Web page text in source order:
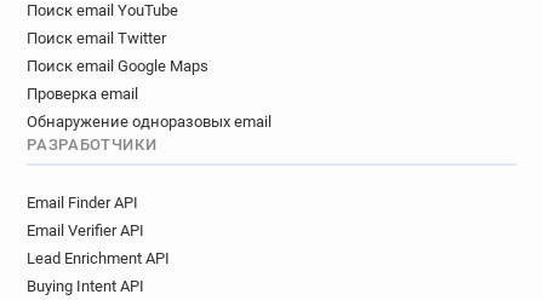
Поиск email YouTube
Поиск email Twitter
Поиск email Google Maps
Проверка email
Обнаружение одноразовых email
РАЗРАБОТЧИКИ
Email Finder API
Email Verifier API
Lead Enrichment API
Buying Intent API